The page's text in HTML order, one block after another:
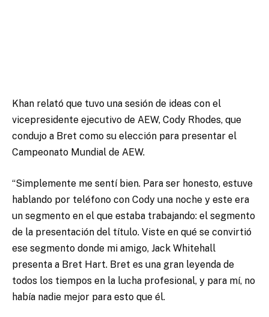
Khan relató que tuvo una sesión de ideas con el
vicepresidente ejecutivo de AEW, Cody Rhodes, que
condujo a Bret como su elección para presentar el
Campeonato Mundial de AEW.
“Simplemente me sentí bien. Para ser honesto, estuve
hablando por teléfono con Cody una noche y este era
un segmento en el que estaba trabajando: el segmento
de la presentación del título. Viste en qué se convirtió
ese segmento donde mi amigo, Jack Whitehall
presenta a Bret Hart. Bret es una gran leyenda de
todos los tiempos en la lucha profesional, y para mí, no
había nadie mejor para esto que él.